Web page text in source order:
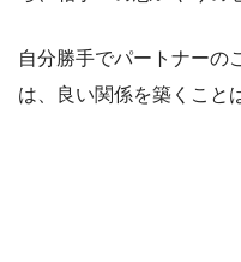
自分勝手でパートナーの
は、良い関係を築くこと